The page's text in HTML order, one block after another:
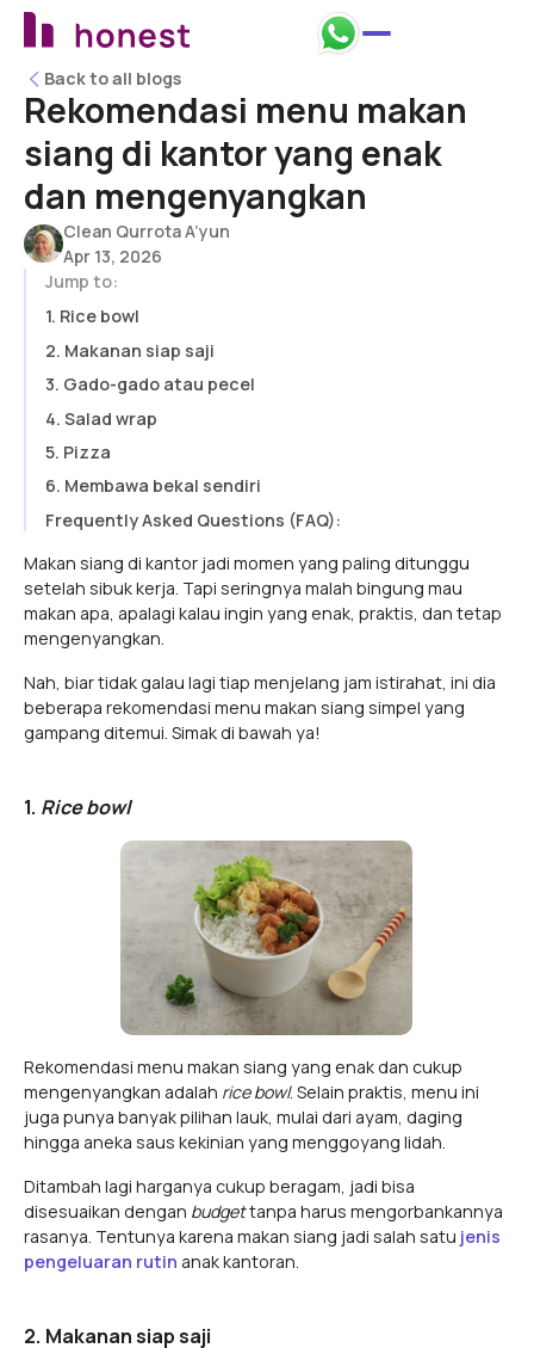
Back to all blogs
Back to all blogs
Rekomendasi menu makan
siang di kantor yang enak
dan mengenyangkan
Clean Qurrota A’yun
Apr 13, 2026
Jump to:
1. Rice bowl
2. Makanan siap saji
3. Gado-gado atau pecel
4. Salad wrap
5. Pizza
6. Membawa bekal sendiri
Frequently Asked Questions (FAQ):
Makan siang di kantor jadi momen yang paling ditunggu
setelah sibuk kerja. Tapi seringnya malah bingung mau
makan apa, apalagi kalau ingin yang enak, praktis, dan tetap
mengenyangkan.
Nah, biar tidak galau lagi tiap menjelang jam istirahat, ini dia
beberapa rekomendasi menu makan siang simpel yang
gampang ditemui. Simak di bawah ya!
1. Rice bowl
Rekomendasi menu makan siang yang enak dan cukup
mengenyangkan adalah rice bowl. Selain praktis, menu ini
juga punya banyak pilihan lauk, mulai dari ayam, daging
hingga aneka saus kekinian yang menggoyang lidah.
Ditambah lagi harganya cukup beragam, jadi bisa
disesuaikan dengan budgettanpa harus mengorbankannya
rasanya. Tentunya karena makan siang jadi salah satu jenis
pengeluaran rutin anak kantoran.
2. Makanan siap saji